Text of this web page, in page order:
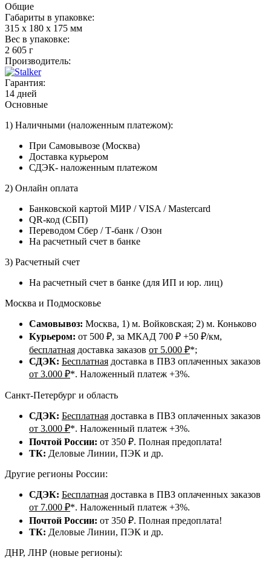
Общие
Габариты в упаковке:
315 x 180 x 175 мм
Вес в упаковке:
2 605 г
Производитель:
Гарантия:
14 дней
Основные
1) Наличными (наложенным платежом):
При Самовывозе (Москва)
Доставка курьером
СДЭК- наложенным платежом
2) Онлайн оплата
Банковской картой МИР / VISA / Mastercard
QR-код (СБП)
Переводом Сбер / Т-банк / Озон
На расчетный счет в банке
3) Расчетный счет
На расчетный счет в банке (для ИП и юр. лиц)
Москва и Подмосковье
Самовывоз: Москва, 1) м. Войковская; 2) м. Коньково
Курьером: от 500 ₽, за МКАД 700 ₽ +50 ₽/км,
бесплатная доставка заказов от 5.000 ₽*;
СДЭК: Бесплатная доставка в ПВЗ оплаченных заказов
от 3.000 ₽*. Наложенный платеж +3%.
Санкт-Петербург и область
СДЭК: Бесплатная доставка в ПВЗ оплаченных заказов
от 3.000 ₽*. Наложенный платеж +3%.
Почтой России: от 350 ₽. Полная предоплата!
ТК: Деловые Линии, ПЭК и др.
Другие регионы России:
СДЭК: Бесплатная доставка в ПВЗ оплаченных заказов
от 7.000 ₽*. Наложенный платеж +3%.
Почтой России: от 350 ₽. Полная предоплата!
ТК: Деловые Линии, ПЭК и др.
ДНР, ЛНР (новые регионы):